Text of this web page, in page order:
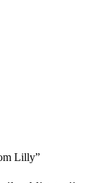
Lilly”